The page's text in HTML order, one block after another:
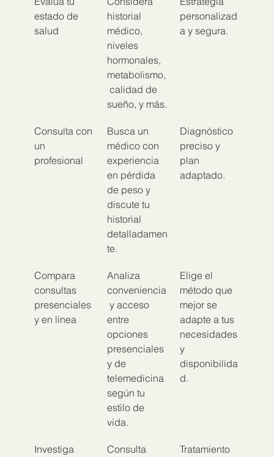
estado de
salud
historial
médico,
niveles
hormonales,
metabolismo,
calidad de
sueño, y más.
personalizad
a y segura.
Consulta con
un
profesional
Busca un
médico con
experiencia
en pérdida
de peso y
discute tu
historial
detalladamen
te.
Diagnóstico
preciso y
plan
adaptado.
Compara
consultas
presenciales
y en línea
Analiza
conveniencia
y acceso
entre
opciones
presenciales
y de
telemedicina
según tu
estilo de
vida.
Elige el
método que
mejor se
adapte a tus
necesidades
y
disponibilida
d.
Investiga
Consulta
Tratamiento